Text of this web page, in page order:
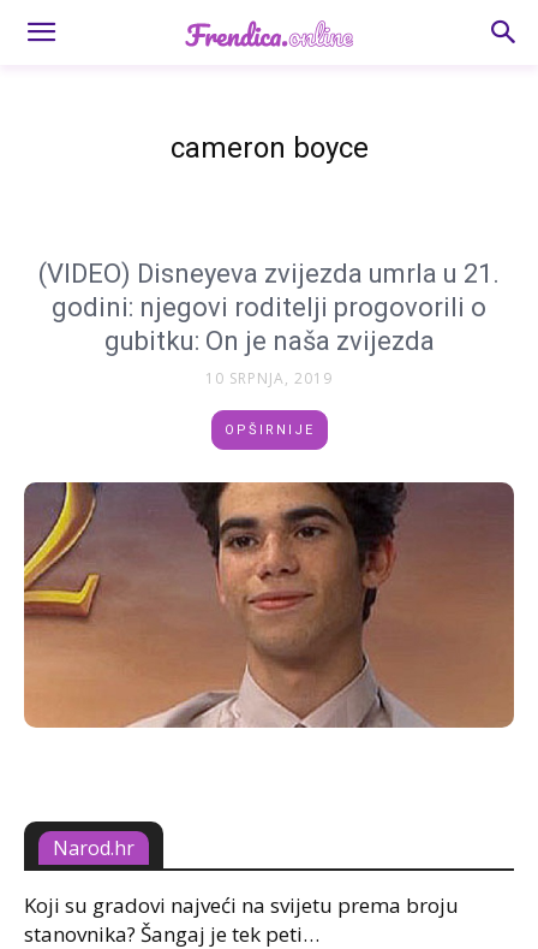
cameron boyce
(VIDEO) Disneyeva zvijezda umrla u 21.
godini: njegovi roditelji progovorili o
gubitku: On je naša zvijezda
10 SRPNJA, 2019
OPŠIRNIJE
Narod.hr
Koji su gradovi najveći na svijetu prema broju
stanovnika? Šangaj je tek peti…